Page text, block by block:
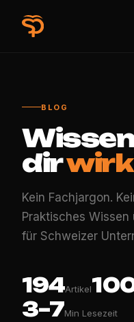
BLOG
dir
Kein Fachjargon.
Praktisches Wissen
für Schweizer
194Artikel
3–7Min Lesezeit